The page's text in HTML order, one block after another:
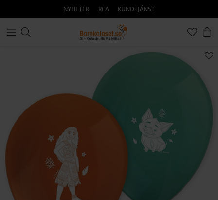
NYHETER REA KUNDTJÄNST